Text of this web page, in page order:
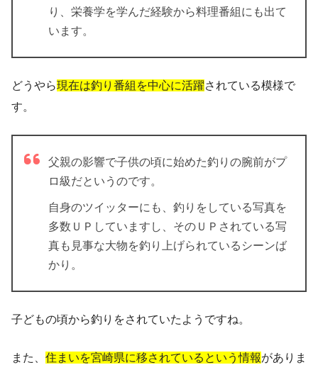
り、栄養学を学んだ経験から料理番組にも出て
います。
どうやら現在は釣り番組を中心に活躍されている模様で
す。
父親の影響で子供の頃に始めた釣りの腕前がプ
ロ級だというのです。
自身のツイッターにも、釣りをしている写真を
多数ＵＰしていますし、そのＵＰされている写
真も見事な大物を釣り上げられているシーンば
かり。
子どもの頃から釣りをされていたようですね。
また、 住まいを宮崎県に移されているという情報がありま